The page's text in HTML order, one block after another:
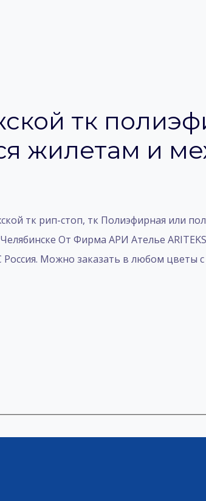
тк
жилетам и
тк рип-стоп, тк Полиэфирная или
От Фирма АРИ Ателье
Mожно заказать в любом цветы с